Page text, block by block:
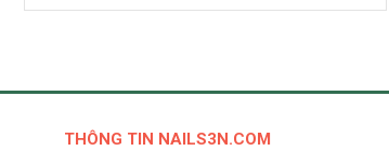
THÔNG TIN NAILS3N.COM